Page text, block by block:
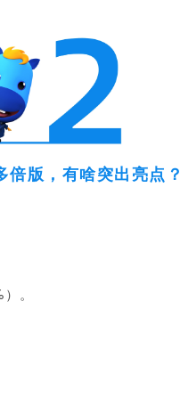
倍版，有啥突出亮点？
。